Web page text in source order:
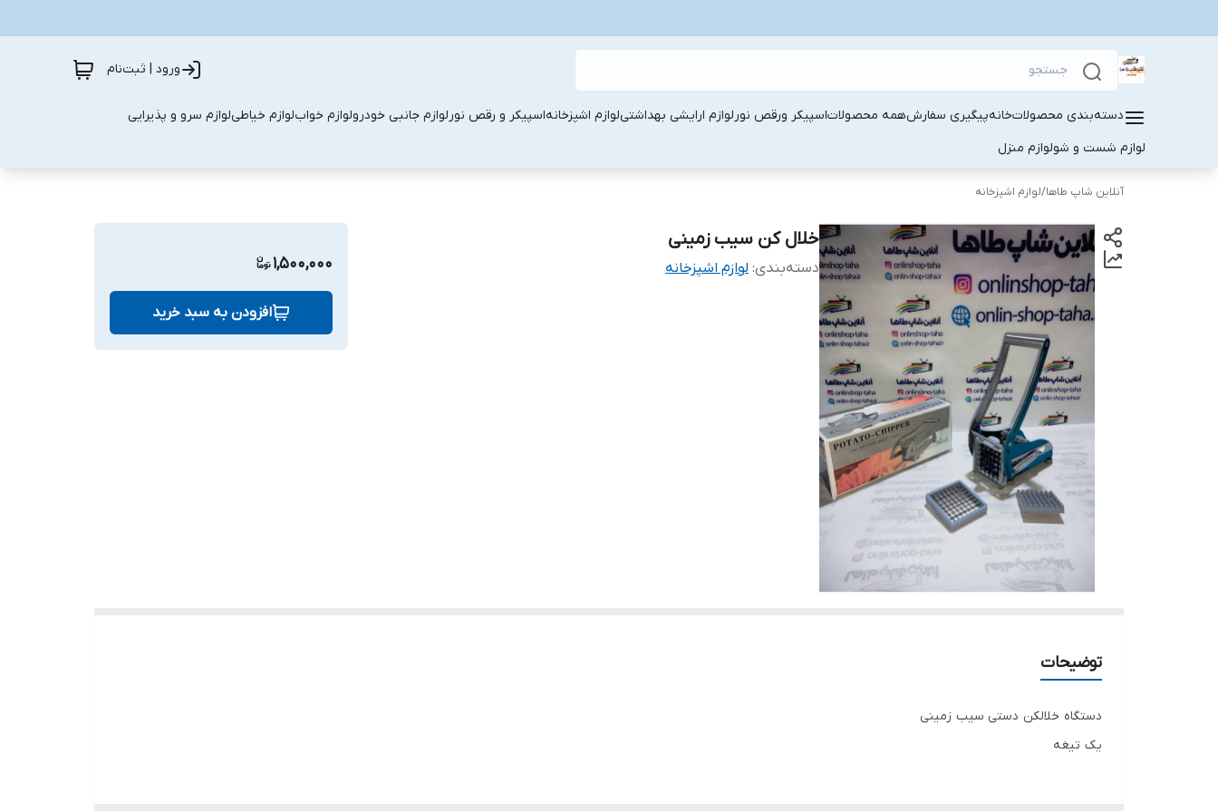
ورود | ثبت‌نام
دسته‌بندی محصولاتخانهپیگیری سفارشهمه محصولاتاسپیکر ورقص نورلوازم ارایشی بهداشتیلوازم اشپزخانهاسپیکر و رقص نورلوازم جانبی خودرولوازم خوابلوازم خیاطیلوازم سرو و پذیرایی
لوازم شست و شولوازم منزل
آنلاین شاپ طاها/لوازم اشپزخانه
خلال کن سیب زمینی
دسته‌بندی: لوازم اشپزخانه 1,500,000
افزودن به سبد خرید
توضیحات
دستگاه خلالکن دستی سیب زمینی
یک تیغه